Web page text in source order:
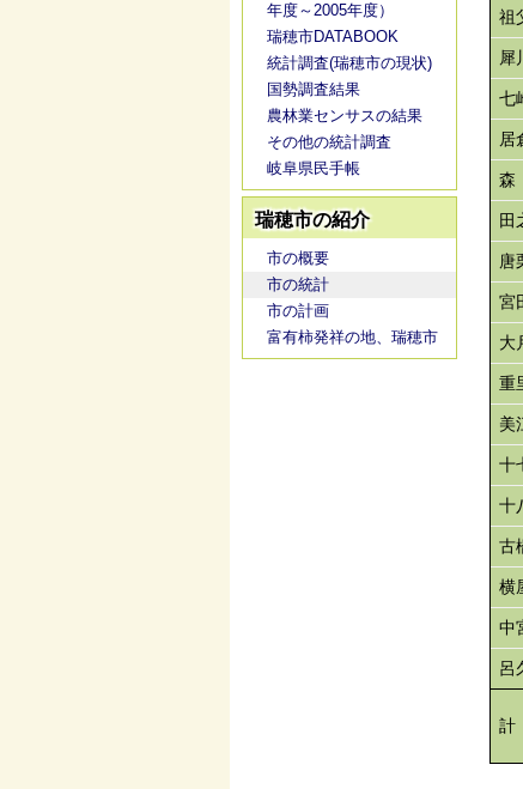
年度～2005年度）
瑞穂市DATABOOK
統計調査(瑞穂市の現状)
国勢調査結果
農林業センサスの結果
その他の統計調査
岐阜県民手帳
瑞穂市の紹介
市の概要
市の統計
市の計画
富有柿発祥の地、瑞穂市
祖
犀
七
居
森
田
唐
宮
大
重
美
十
十
古
横
中
呂
計